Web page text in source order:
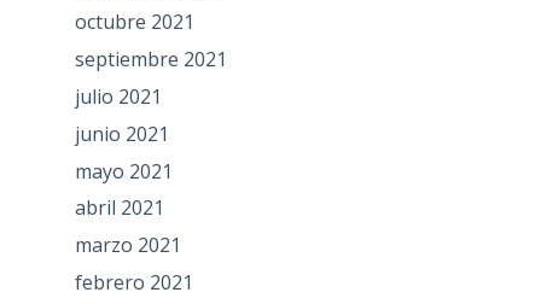
octubre 2021
septiembre 2021
julio 2021
junio 2021
mayo 2021
abril 2021
marzo 2021
febrero 2021